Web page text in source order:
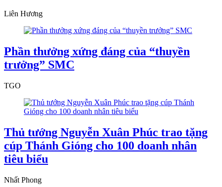
Liên Hương
Phần thưởng xứng đáng của “thuyền
trưởng” SMC
TGO
Thủ tướng Nguyễn Xuân Phúc trao tặng
cúp Thánh Gióng cho 100 doanh nhân
tiêu biểu
Nhất Phong